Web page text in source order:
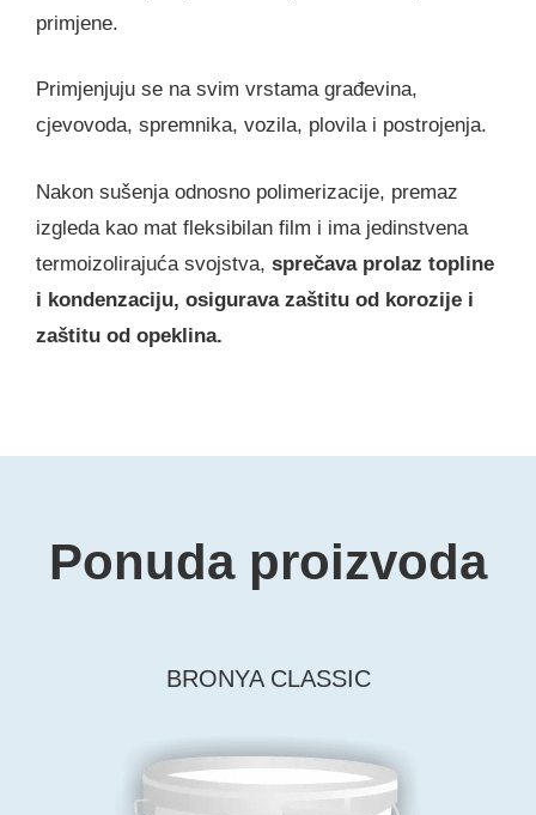
primjene.
Primjenjuju se na svim vrstama građevina,
cjevovoda, spremnika, vozila, plovila i postrojenja.
Nakon sušenja odnosno polimerizacije, premaz
izgleda kao mat fleksibilan film i ima jedinstvena
termoizolirajuća svojstva, sprečava prolaz topline
i kondenzaciju, osigurava zaštitu od korozije i
zaštitu od opeklina.
Ponuda proizvoda
BRONYA CLASSIC